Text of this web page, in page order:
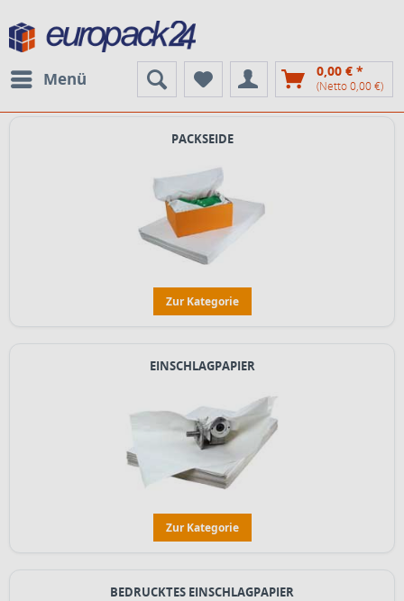
Menü 0,00 € *
(Netto 0,00 €)
PACKSEIDE
Zur Kategorie
EINSCHLAGPAPIER
Zur Kategorie
BEDRUCKTES EINSCHLAGPAPIER